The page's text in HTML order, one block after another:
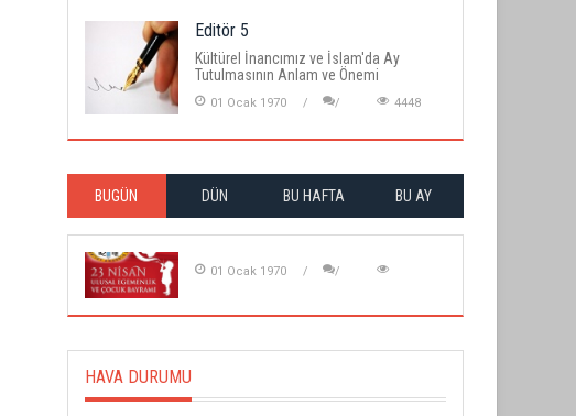
Editör 5
Kültürel İnancımız ve İslam'da Ay
Tutulmasının Anlam ve Önemi
01 Ocak 1970 4448
BUGÜN DÜN BU HAFTA BU AY
01 Ocak 1970
HAVA DURUMU